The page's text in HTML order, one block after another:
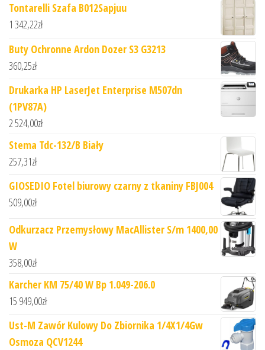
Tontarelli Szafa B012Sapjuu
1 342,22zł
Buty Ochronne Ardon Dozer S3 G3213
360,25zł
Drukarka HP LaserJet Enterprise M507dn
(1PV87A)
2 524,00zł
Stema Tdc-132/B Biały
257,31zł
GIOSEDIO Fotel biurowy czarny z tkaniny FBJ004
509,00zł
Odkurzacz Przemysłowy MacAllister S/m 1400,00
W
358,00zł
Karcher KM 75/40 W Bp 1.049-206.0
15 949,00zł
Ust-M Zawór Kulowy Do Zbiornika 1/4X1/4Gw
Osmoza QCV1244